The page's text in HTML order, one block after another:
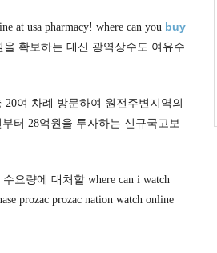
at usa pharmacy! where can you buy
을 확보하는 대신 광역상수도 여유수
여 차례 방문하여 원전주변지역의
터 28억원을 투자하는 신규국고보
요량에 대처할 where can i watch
prozac prozac nation watch online